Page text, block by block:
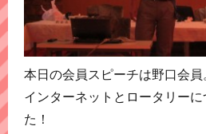
本日の会員スピーチは野口会員。
インターネットとロータリー
た！